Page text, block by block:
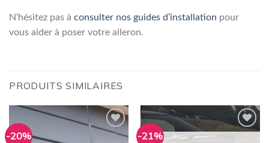
N’hésitez pas à consulter nos guides d’installation pour
vous aider à poser votre aileron.
PRODUITS SIMILAIRES
-20%
Ajouter
-21%